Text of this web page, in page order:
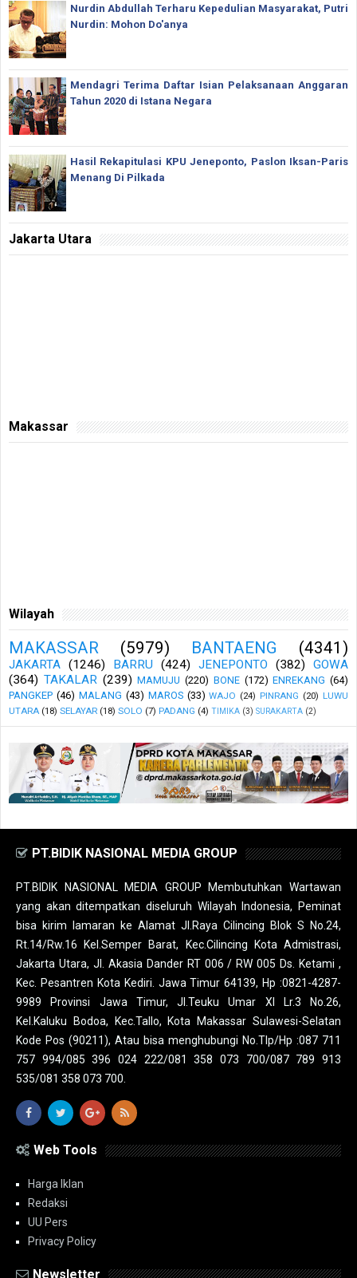
Nurdin Abdullah Terharu Kepedulian Masyarakat, Putri
Nurdin: Mohon Do'anya
Mendagri Terima Daftar Isian Pelaksanaan Anggaran
Tahun 2020 di Istana Negara
Hasil Rekapitulasi KPU Jeneponto, Paslon Iksan-Paris
Menang Di Pilkada
Jakarta Utara
Makassar
Wilayah
MAKASSAR (5979) BANTAENG (4341)
JAKARTA (1246) BARRU (424) JENEPONTO (382)
GOWA
(364) TAKALAR (239) MAMUJU (220) BONE (172) ENREKANG (64)
PANGKEP (46) MALANG (43) MAROS (33) WAJO (24) PINRANG (20) LUWU
UTARA (18) SELAYAR (18) SOLO (7) PADANG (4) TIMIKA (3) SURAKARTA (2)
PT.BIDIK NASIONAL MEDIA GROUP
PT.BIDIK NASIONAL MEDIA GROUP Membutuhkan Wartawan
yang akan ditempatkan diseluruh Wilayah Indonesia, Peminat
bisa kirim lamaran ke Alamat Jl.Raya Cilincing Blok S No.24,
Rt.14/Rw.16 Kel.Semper Barat, Kec.Cilincing Kota Admistrasi,
Jakarta Utara, Jl. Akasia Dander RT 006 / RW 005 Ds. Ketami ,
Kec. Pesantren Kota Kediri. Jawa Timur 64139, Hp :0821-4287-
9989 Provinsi Jawa Timur, Jl.Teuku Umar XI Lr.3 No.26,
Kel.Kaluku Bodoa, Kec.Tallo, Kota Makassar Sulawesi-Selatan
Kode Pos (90211), Atau bisa menghubungi No.Tlp/Hp :087 711
757 994/085 396 024 222/081 358 073 700/087 789 913
535/081 358 073 700.
Web Tools
Harga Iklan
Redaksi
UU Pers
Privacy Policy
Newsletter